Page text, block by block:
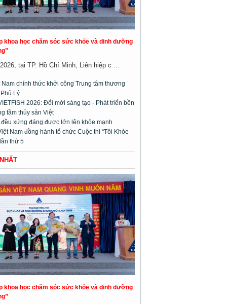
khoa học chăm sóc sức khỏe và dinh dưỡng
tại TP. Hồ Chí Minh, Liên hiệp c ...
Nam chính thức khởi công Trung tâm thương
Lý
2026: Đổi mới sáng tạo - Phát triển bền
tầm thủy sản Việt
đều xứng đáng được lớn lên khỏe mạnh
Nam đồng hành tổ chức Cuộc thi “Tôi Khỏe
thứ 5
khoa học chăm sóc sức khỏe và dinh dưỡng